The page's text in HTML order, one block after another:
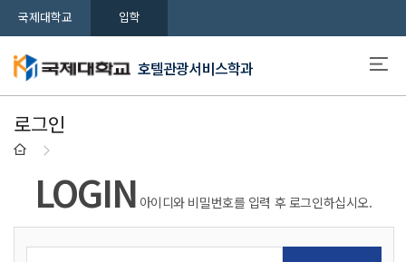
국제대학교 입학
호텔관광서비스학과
로그인
LOGIN 아이디와 비밀번호를 입력 후 로그인하십시오.